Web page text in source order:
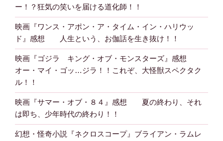
ー！？狂気の笑いを届ける道化師！！
映画『ワンス・アポン・ア・タイム・イン・ハリウッ
ド』感想 人生という、お伽話を生き抜け！！
映画『ゴジラ キング・オブ・モンスターズ』感想
オー・マイ・ゴッ…ジラ！！これぞ、大怪獣スペクタク
ル！！
映画『サマー・オブ・８４』感想 夏の終わり、それ
は即ち、少年時代の終わり！！
幻想・怪奇小説『ネクロスコープ』ブライアン・ラムレ